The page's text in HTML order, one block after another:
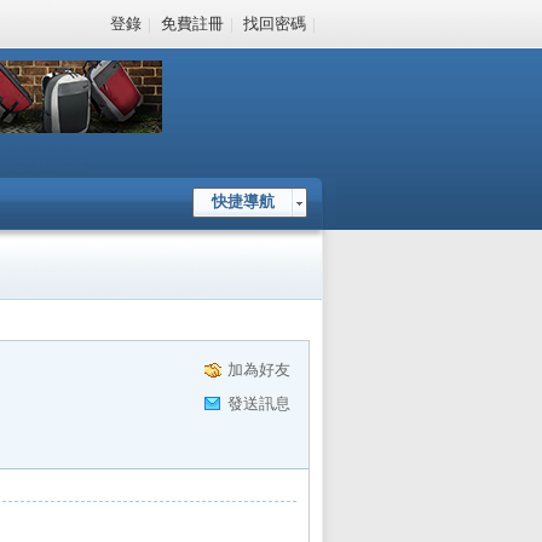
登錄 | 免費註冊 | 找回密碼 |
快捷導航
加為好友
發送訊息